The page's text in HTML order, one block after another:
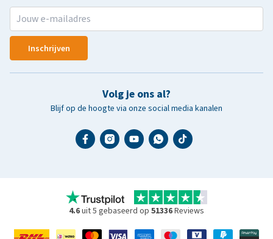
Inschrijven
Volg je ons al?
Blijf op de hoogte via onze social media kanalen
4.6uit 5 gebaseerd op 51336Reviews